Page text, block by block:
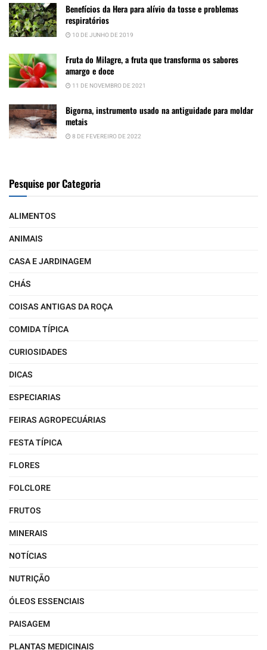
Benefícios da Hera para alívio da tosse e problemas
respiratórios
10 DE JUNHO DE 2019
Fruta do Milagre, a fruta que transforma os sabores
amargo e doce
11 DE NOVEMBRO DE 2021
Bigorna, instrumento usado na antiguidade para moldar
metais
8 DE FEVEREIRO DE 2022
Pesquise por Categoria
ALIMENTOS
ANIMAIS
CASA E JARDINAGEM
CHÁS
COISAS ANTIGAS DA ROÇA
COMIDA TÍPICA
CURIOSIDADES
DICAS
ESPECIARIAS
FEIRAS AGROPECUÁRIAS
FESTA TÍPICA
FLORES
FOLCLORE
FRUTOS
MINERAIS
NOTÍCIAS
NUTRIÇÃO
ÓLEOS ESSENCIAIS
PAISAGEM
PLANTAS MEDICINAIS